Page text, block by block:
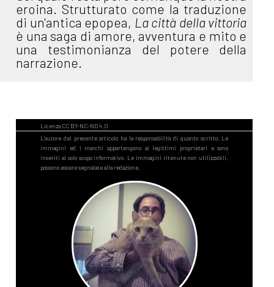
eroina. Strutturato come la traduzione
di un'antica epopea, La città della vittoria
è una saga di amore, avventura e mito e
una testimonianza del potere della
narrazione.